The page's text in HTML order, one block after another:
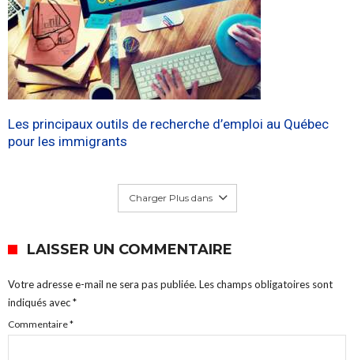
Les principaux outils de recherche d’emploi au Québec
pour les immigrants
Charger Plus dans
LAISSER UN COMMENTAIRE
Votre adresse e-mail ne sera pas publiée. Les champs obligatoires sont
indiqués avec*
Commentaire*